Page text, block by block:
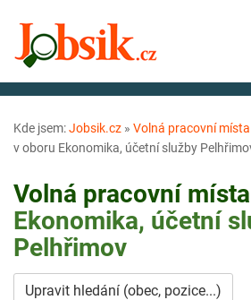
Kde jsem:Jobsik.cz » Volná pracovní místa
v oboru Ekonomika, účetní služby
Volná pracovní
Ekonomika, účetní
Pelhřimov
Upravit hledání (obec, pozice...)